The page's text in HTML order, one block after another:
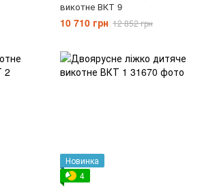
викотне ВКТ 9
10 710 грн 12 852 грн
Новинка
4